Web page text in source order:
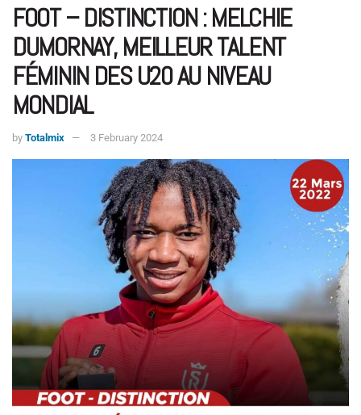
FOOT – DISTINCTION : MELCHIE
DUMORNAY, MEILLEUR TALENT
FÉMININ DES U20 AU NIVEAU
MONDIAL
by Totalmix 3 February 2024